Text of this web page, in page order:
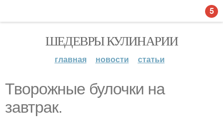
ШЕДЕВРЫ КУЛИНАРИИ
главная новости статьи
Творожные булочки на
завтрак.
5